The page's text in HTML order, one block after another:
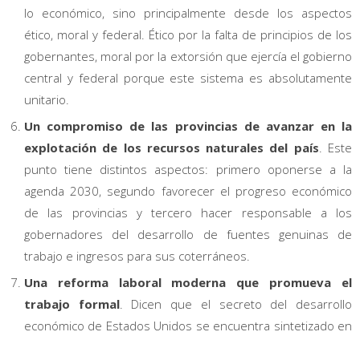
lo económico, sino principalmente desde los aspectos
ético, moral y federal. Ético por la falta de principios de los
gobernantes, moral por la extorsión que ejercía el gobierno
central y federal porque este sistema es absolutamente
unitario.
Un compromiso de las provincias de avanzar en la
explotación de los recursos naturales del país . Este
punto tiene distintos aspectos: primero oponerse a la
agenda 2030, segundo favorecer el progreso económico
de las provincias y tercero hacer responsable a los
gobernadores del desarrollo de fuentes genuinas de
trabajo e ingresos para sus coterráneos.
Una reforma laboral moderna que promueva el
trabajo formal. Dicen que el secreto del desarrollo
económico de Estados Unidos se encuentra sintetizado en